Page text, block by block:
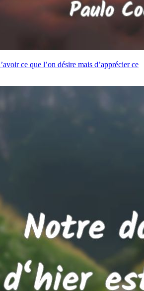
ce que l’on désire mais d’apprécier ce